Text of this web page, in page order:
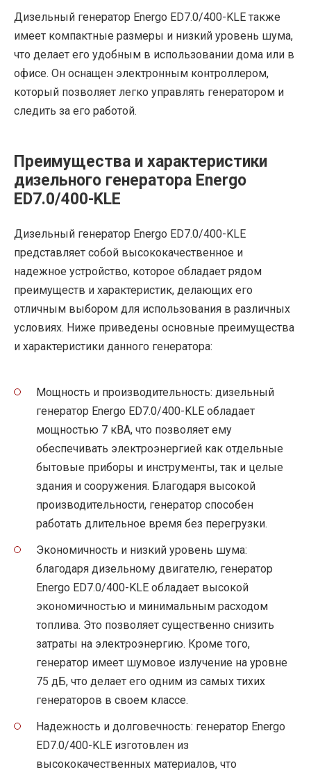
Дизельный генератор Energo ED7.0/400-KLE также
имеет компактные размеры и низкий уровень шума,
что делает его удобным в использовании дома или в
офисе. Он оснащен электронным контроллером,
который позволяет легко управлять генератором и
следить за его работой.
Преимущества и характеристики
дизельного генератора Energo
ED7.0/400-KLE
Дизельный генератор Energo ED7.0/400-KLE
представляет собой высококачественное и
надежное устройство, которое обладает рядом
преимуществ и характеристик, делающих его
отличным выбором для использования в различных
условиях. Ниже приведены основные преимущества
и характеристики данного генератора:
Мощность и производительность: дизельный
генератор Energo ED7.0/400-KLE обладает
мощностью 7 кВА, что позволяет ему
обеспечивать электроэнергией как отдельные
бытовые приборы и инструменты, так и целые
здания и сооружения. Благодаря высокой
производительности, генератор способен
работать длительное время без перегрузки.
Экономичность и низкий уровень шума:
благодаря дизельному двигателю, генератор
Energo ED7.0/400-KLE обладает высокой
экономичностью и минимальным расходом
топлива. Это позволяет существенно снизить
затраты на электроэнергию. Кроме того,
генератор имеет шумовое излучение на уровне
75 дБ, что делает его одним из самых тихих
генераторов в своем классе.
Надежность и долговечность: генератор Energo
ED7.0/400-KLE изготовлен из
высококачественных материалов, что